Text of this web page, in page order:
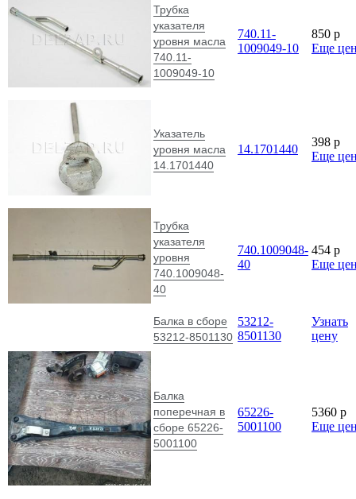
Трубка
указателя
уровня масла
740.11-
1009049-10
740.11-
1009049-10
850 p
Еще
Указатель
уровня масла
14.1701440
14.1701440
398 p
Еще
Трубка
указателя
уровня
740.1009048-
40
740.1009048-
40
454 p
Еще
Балка в сборе
53212-8501130
53212-
8501130
Узнать
цену
Балка
поперечная в
сборе 65226-
5001100
65226-
5001100
5360 p
Еще